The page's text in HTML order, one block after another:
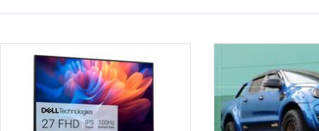
thay vì chỉ so sánh cấu hình trên giấy.
không, dùng được